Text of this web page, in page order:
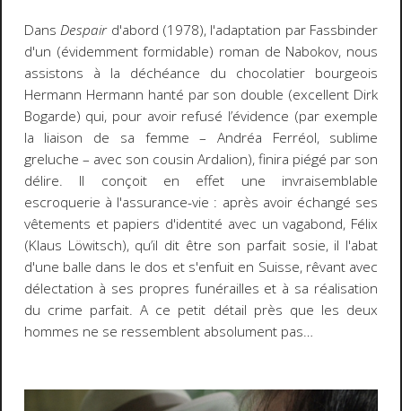
DansDespair d'abord (1978), l'adaptation par Fassbinder
d'un (évidemment formidable) roman de Nabokov, nous
assistons à la déchéance du chocolatier bourgeois
Hermann Hermann hanté par son double (excellent Dirk
Bogarde) qui, pour avoir refusé l’évidence (par exemple
la liaison de sa femme – Andréa Ferréol, sublime
greluche – avec son cousin Ardalion), finira piégé par son
délire. Il conçoit en effet une invraisemblable
escroquerie à l'assurance-vie : après avoir échangé ses
vêtements et papiers d'identité avec un vagabond, Félix
(Klaus Löwitsch), qu’il dit être son parfait sosie, il l'abat
d'une balle dans le dos et s'enfuit en Suisse, rêvant avec
délectation à ses propres funérailles et à sa réalisation
du crime parfait. A ce petit détail près que les deux
hommes ne se ressemblent absolument pas…